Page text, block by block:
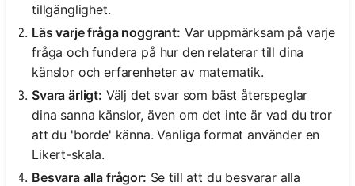
tillgänglighet.
Läs varje fråga noggrant: Var uppmärksam på varje
fråga och fundera på hur den relaterar till dina
känslor och erfarenheter av matematik.
Svara ärligt: Välj det svar som bäst återspeglar
dina sanna känslor, även om det inte är vad du tror
att du 'borde' känna. Vanliga format använder en
Likert-skala.
Besvara alla frågor: Se till att du besvarar alla